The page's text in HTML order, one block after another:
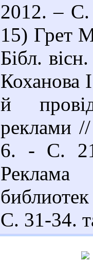
2012. – С.
15) Грет
Бібл.
Коханова
й
реклами
6. - С.
С. 31-34.